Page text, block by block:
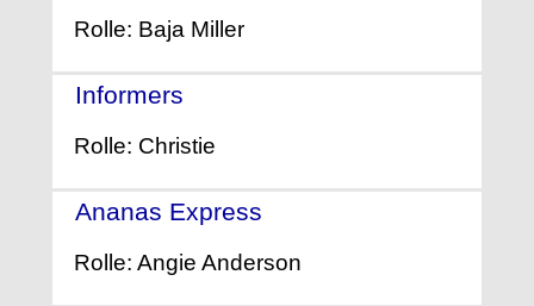
Rolle: Baja Miller
Informers
Rolle: Christie
Ananas Express
Rolle: Angie Anderson